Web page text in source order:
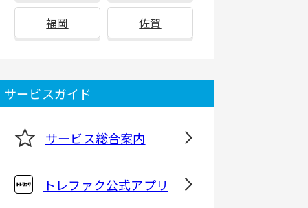
福岡 佐賀
サービスガイド
サービス総合案内
トレファク公式アプリ